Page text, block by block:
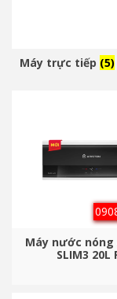
Máy trực tiếp (5)
Máy nước
SLIM3 20L